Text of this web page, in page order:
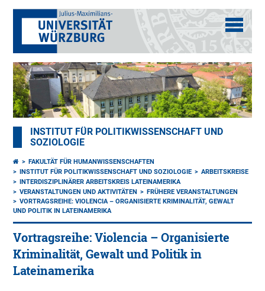
INSTITUT FÜR POLITIKWISSENSCHAFT UND
SOZIOLOGIE
FAKULTÄT FÜR HUMANWISSENSCHAFTEN
INSTITUT FÜR POLITIKWISSENSCHAFT UND SOZIOLOGIE
ARBEITSKREISE
INTERDISZIPLINÄRER ARBEITSKREIS LATEINAMERIKA
VERANSTALTUNGEN UND AKTIVITÄTEN
FRÜHERE VERANSTALTUNGEN
VORTRAGSREIHE: VIOLENCIA – ORGANISIERTE KRIMINALITÄT, GEWALT
UND POLITIK IN LATEINAMERIKA
Vortragsreihe: Violencia – Organisierte
Kriminalität, Gewalt und Politik in
Lateinamerika